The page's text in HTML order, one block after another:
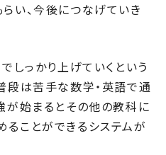
い、今後につなげていき
しっかり上げていくという
段は苦手な数学・英語で通
が始まるとその他の教科に
ことができるシステムが